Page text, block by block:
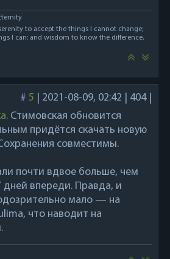
to accept the things I cannot change;
I can; and wisdom to know the difference.
# 5 2021-08-09, 02:42 404|
Стимовская обновится
придётся скачать новую
совместимы.
почти вдвое больше, чем
дней впереди. Правда, и
мало — на
что наводит на